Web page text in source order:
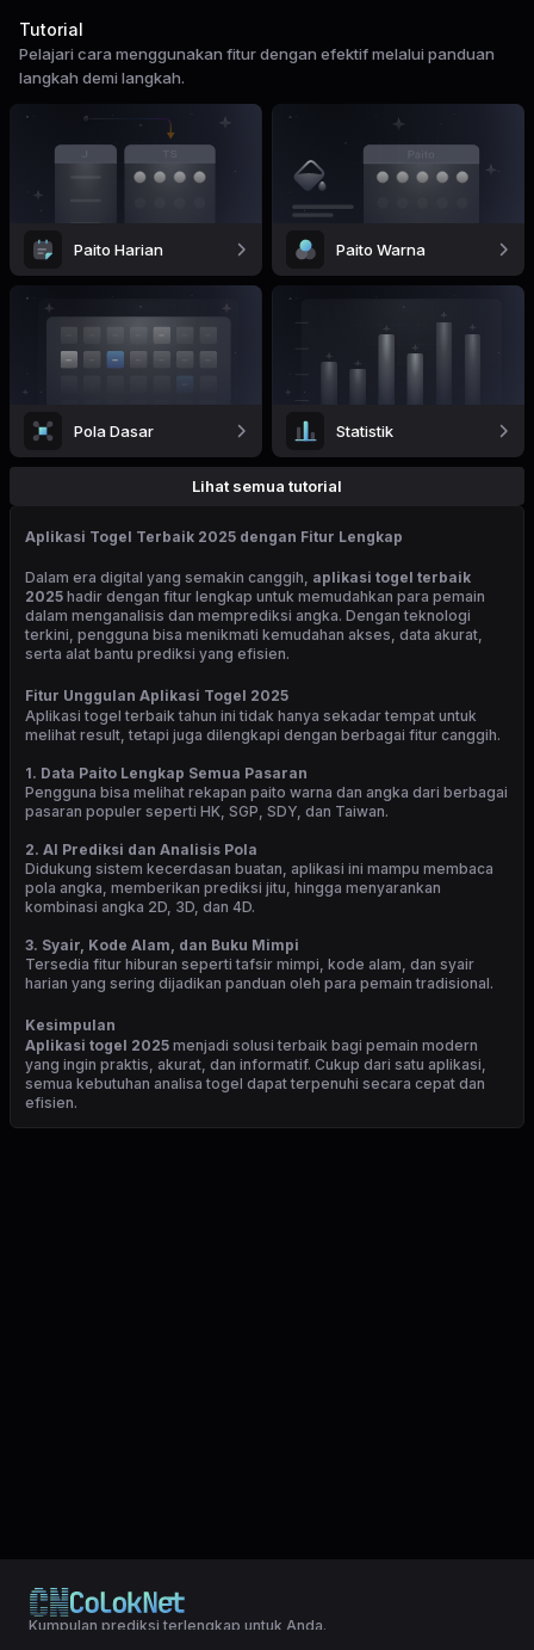
Tutorial
Pelajari cara menggunakan fitur dengan efektif melalui panduan
langkah demi langkah.
Paito Harian Paito Warna
Pola Dasar Statistik
Lihat semua tutorial
Aplikasi Togel Terbaik 2025 dengan Fitur Lengkap
Dalam era digital yang semakin canggih, aplikasi togel terbaik
2025 hadir dengan fitur lengkap untuk memudahkan para pemain
dalam menganalisis dan memprediksi angka. Dengan teknologi
terkini, pengguna bisa menikmati kemudahan akses, data akurat,
serta alat bantu prediksi yang efisien.
Fitur Unggulan Aplikasi Togel 2025
Aplikasi togel terbaik tahun ini tidak hanya sekadar tempat untuk
melihat result, tetapi juga dilengkapi dengan berbagai fitur canggih.
1. Data Paito Lengkap Semua Pasaran
Pengguna bisa melihat rekapan paito warna dan angka dari berbagai
pasaran populer seperti HK, SGP, SDY, dan Taiwan.
2. AI Prediksi dan Analisis Pola
Didukung sistem kecerdasan buatan, aplikasi ini mampu membaca
pola angka, memberikan prediksi jitu, hingga menyarankan
kombinasi angka 2D, 3D, dan 4D.
3. Syair, Kode Alam, dan Buku Mimpi
Tersedia fitur hiburan seperti tafsir mimpi, kode alam, dan syair
harian yang sering dijadikan panduan oleh para pemain tradisional.
Kesimpulan
Aplikasi togel 2025 menjadi solusi terbaik bagi pemain modern
yang ingin praktis, akurat, dan informatif. Cukup dari satu aplikasi,
semua kebutuhan analisa togel dapat terpenuhi secara cepat dan
efisien.
Kumpulan prediksi terlengkap untuk Anda.